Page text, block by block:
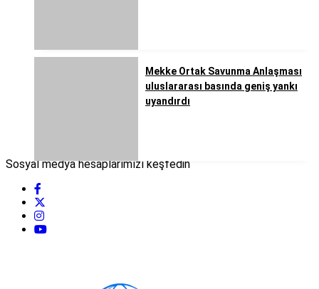
Mekke Ortak Savunma Anlaşması
uluslararası basında geniş yankı
uyandırdı
Sosyal medya hesaplarımızı keşfedin